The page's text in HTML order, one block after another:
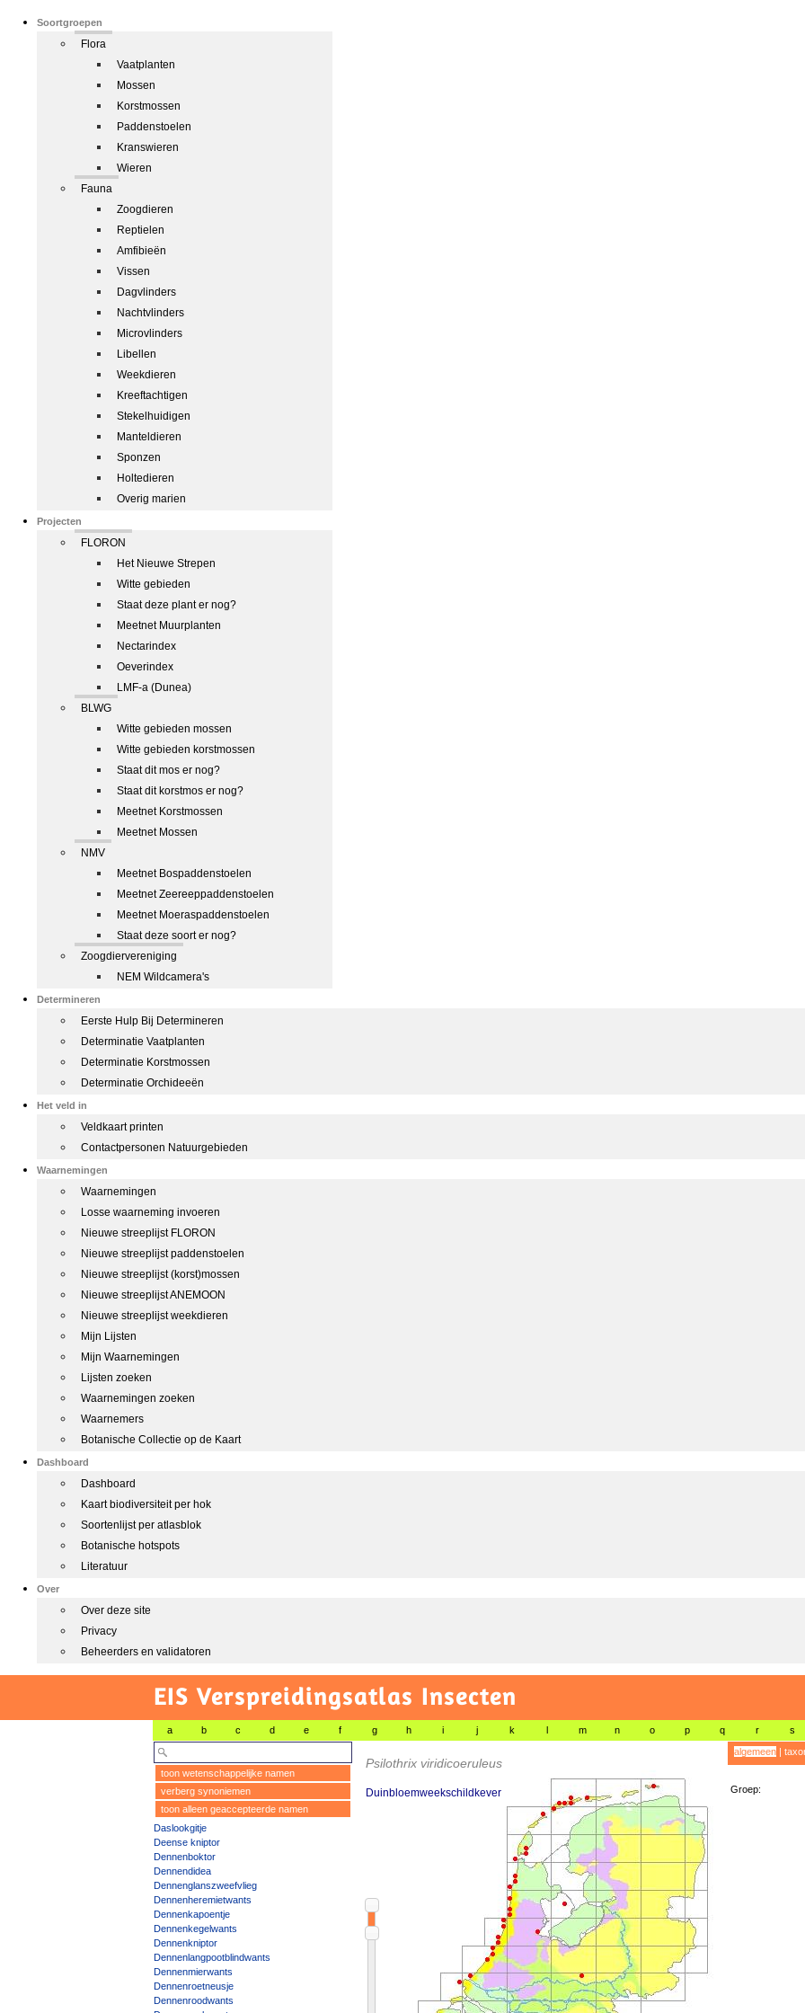
Soortgroepen
Flora
Vaatplanten
Mossen
Korstmossen
Paddenstoelen
Kranswieren
Wieren
Fauna
Zoogdieren
Reptielen
Amfibieën
Vissen
Dagvlinders
Nachtvlinders
Microvlinders
Libellen
Weekdieren
Kreeftachtigen
Stekelhuidigen
Manteldieren
Sponzen
Holtedieren
Overig marien
Projecten
FLORON
Het Nieuwe Strepen
Witte gebieden
Staat deze plant er nog?
Meetnet Muurplanten
Nectarindex
Oeverindex
LMF-a (Dunea)
BLWG
Witte gebieden mossen
Witte gebieden korstmossen
Staat dit mos er nog?
Staat dit korstmos er nog?
Meetnet Korstmossen
Meetnet Mossen
NMV
Meetnet Bospaddenstoelen
Meetnet Zeereeppaddenstoelen
Meetnet Moeraspaddenstoelen
Staat deze soort er nog?
Zoogdiervereniging
NEM Wildcamera's
Determineren
Eerste Hulp Bij Determineren
Determinatie Vaatplanten
Determinatie Korstmossen
Determinatie Orchideeën
Het veld in
Veldkaart printen
Contactpersonen Natuurgebieden
Waarnemingen
Waarnemingen
Losse waarneming invoeren
Nieuwe streeplijst FLORON
Nieuwe streeplijst paddenstoelen
Nieuwe streeplijst (korst)mossen
Nieuwe streeplijst ANEMOON
Nieuwe streeplijst weekdieren
Mijn Lijsten
Mijn Waarnemingen
Lijsten zoeken
Waarnemingen zoeken
Waarnemers
Botanische Collectie op de Kaart
Dashboard
Dashboard
Kaart biodiversiteit per hok
Soortenlijst per atlasblok
Botanische hotspots
Literatuur
Over
Over deze site
Privacy
Beheerders en validatoren
EIS Verspreidingsatlas Insecten
a b c d e f g h i j k l m n o p q r s
toon wetenschappelijke namen
verberg synoniemen
toon alleen geaccepteerde namen
Daslookgitje
Deense kniptor
Dennenboktor
Dennendidea
Dennenglanszweefvlieg
Dennenheremietwants
Dennenkapoentje
Dennenkegelwants
Dennenkniptor
Dennenlangpootblindwants
Dennenmierwants
Dennenroetneusje
Dennenroodwants
Psilothrix viridicoeruleus
Duinbloemweekschildkever
algemeen|
Groep: